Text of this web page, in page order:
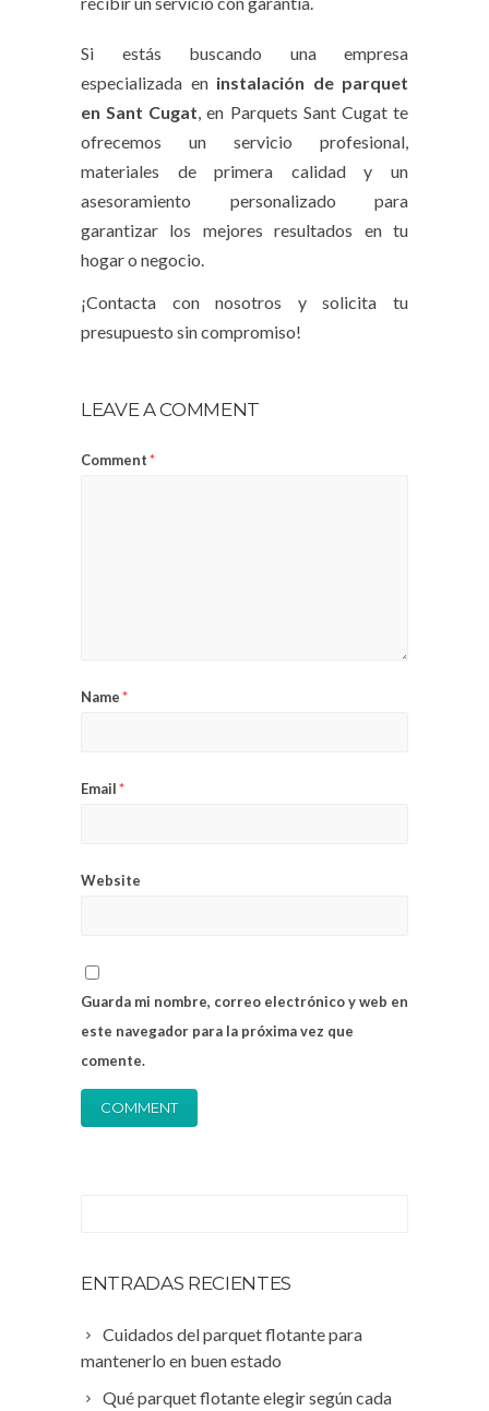
Si estás buscando una empresa
especializada en instalación de parquet
en Sant Cugat, en Parquets Sant Cugat te
ofrecemos un servicio profesional,
materiales de primera calidad y un
asesoramiento personalizado para
garantizar los mejores resultados en tu
hogar o negocio.
¡Contacta con nosotros y solicita tu
presupuesto sin compromiso!
LEAVE A COMMENT
Comment*
Name*
Email*
Website
Guarda mi nombre, correo electrónico y web en
este navegador para la próxima vez que
comente.
ENTRADAS RECIENTES
Cuidados del parquet flotante para
mantenerlo en buen estado
Qué parquet flotante elegir según cada